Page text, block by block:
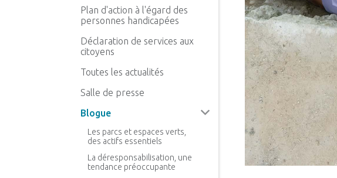
Plan d'action à l'égard des
personnes handicapées
Déclaration de services aux
citoyens
Toutes les actualités
Salle de presse
Blogue
Les parcs et espaces verts,
des actifs essentiels
La déresponsabilisation, une
tendance préoccupante